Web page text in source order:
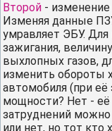
Второй -
Изменяя данные
умравляет ЭБУ.
зажигания,
выхлопных газов,
изменить обороты
автомобиля (при её
мощности? Нет - её
затруднений
или нет, но тот кто